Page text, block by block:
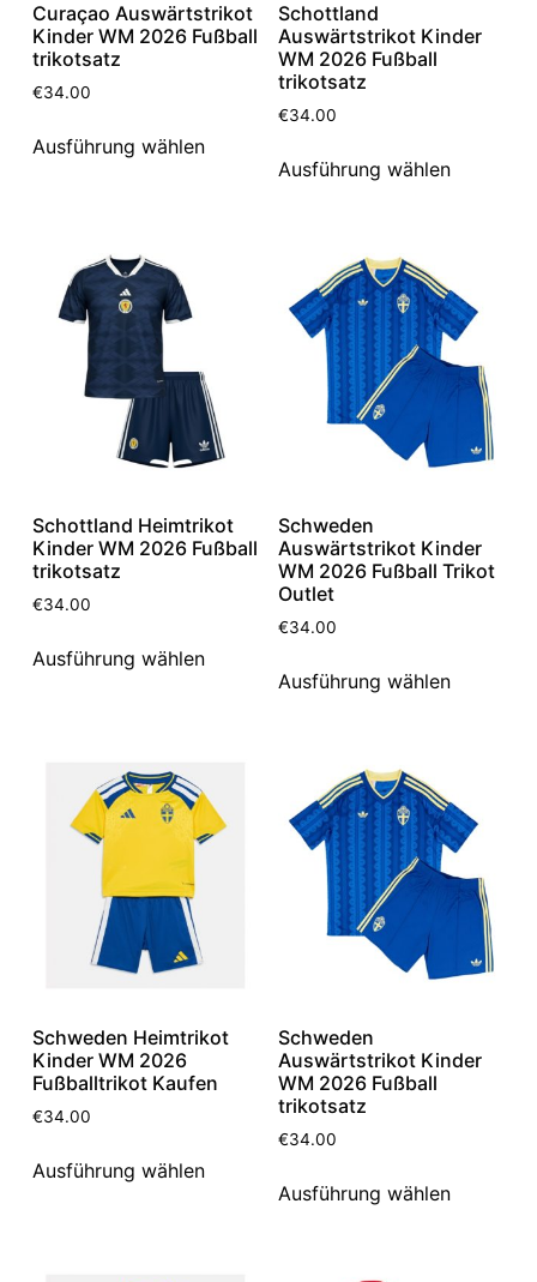
Curaçao Auswärtstrikot
Kinder WM 2026 Fußball
trikotsatz
€34.00
Ausführung wählen
Schottland
Auswärtstrikot Kinder
WM 2026 Fußball
trikotsatz
€34.00
Ausführung wählen
Schottland Heimtrikot
Kinder WM 2026 Fußball
trikotsatz
€34.00
Ausführung wählen
Schweden
Auswärtstrikot Kinder
WM 2026 Fußball Trikot
Outlet
€34.00
Ausführung wählen
Schweden Heimtrikot
Kinder WM 2026
Fußballtrikot Kaufen
€34.00
Ausführung wählen
Schweden
Auswärtstrikot Kinder
WM 2026 Fußball
trikotsatz
€34.00
Ausführung wählen